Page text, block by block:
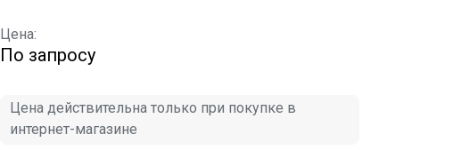
Цена:
По запросу
Цена действительна только при покупке в
интернет-магазине